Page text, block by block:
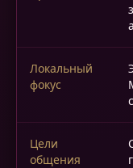
Локальный
фокус
Цели
общения